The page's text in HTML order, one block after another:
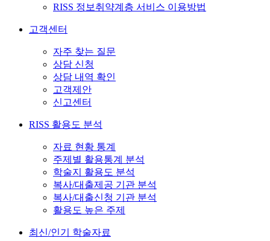
RISS 정보취약계층 서비스 이용방법
고객센터
자주 찾는 질문
상담 신청
상담 내역 확인
고객제안
신고센터
RISS 활용도 분석
자료 현황 통계
주제별 활용통계 분석
학술지 활용도 분석
복사/대출제공 기관 분석
복사/대출신청 기관 분석
활용도 높은 주제
최신/인기 학술자료